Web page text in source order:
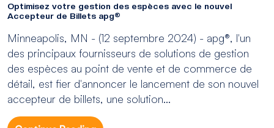
Optimisez votre gestion des espèces avec le nouvel
Accepteur de Billets apg®
Minneapolis, MN - (12 septembre 2024) - apg®, l'un
des principaux fournisseurs de solutions de gestion
des espèces au point de vente et de commerce de
détail, est fier d'annoncer le lancement de son nouvel
accepteur de billets, une solution...